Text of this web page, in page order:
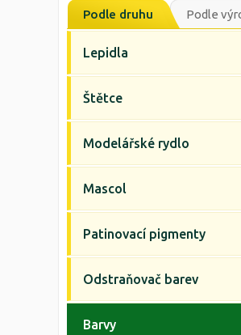
Podle druhu Podle
Lepidla
Štětce
Modelářské rydlo
Mascol
Patinovací pigmenty
Odstraňovač barev
Barvy